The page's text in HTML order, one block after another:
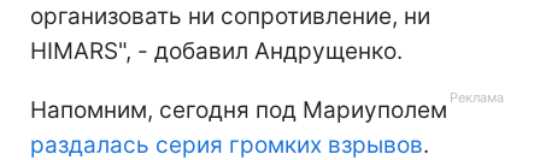
организовать ни сопротивление, ни
HIMARS", - добавил Андрущенко.
Напомним, сегодня под Мариуполем
раздалась серия громких взрывов.